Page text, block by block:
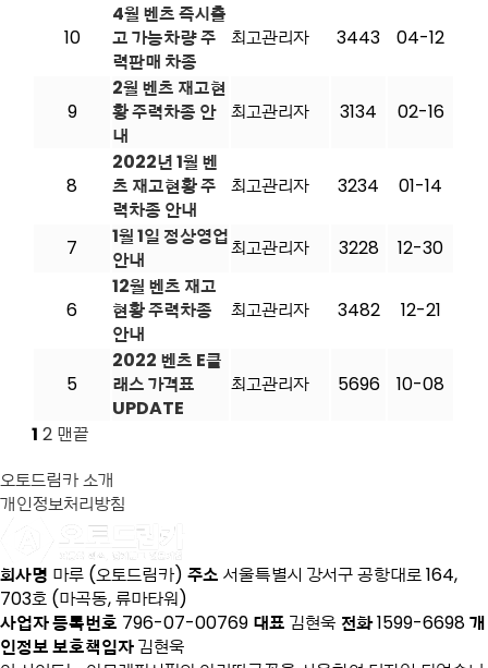
10
4월 벤츠 즉시출
고 가능차량 주
력판매 차종
최고관리자 3443 04-12
9
2월 벤츠 재고현
황 주력차종 안
내
최고관리자 3134 02-16
8
2022년 1월 벤
츠 재고현황 주
력차종 안내
최고관리자 3234 01-14
7
1월 1일 정상영업
안내
최고관리자 3228 12-30
6
12월 벤츠 재고
현황 주력차종
안내
최고관리자 3482 12-21
5
2022 벤츠 E클
래스 가격표
UPDATE
최고관리자 5696
10-08
1 2 맨끝
오토드림카 소개
개인정보처리방침
회사명 마루 (오토드림카) 주소 서울특별시 강서구 공항대로 164,
703호 (마곡동, 류마타워)
사업자 등록번호 796-07-00769 대표 김현욱 전화1599-6698개
인정보 보호책임자김현욱